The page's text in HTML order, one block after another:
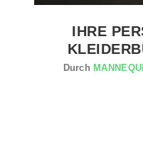
IHRE
Durch